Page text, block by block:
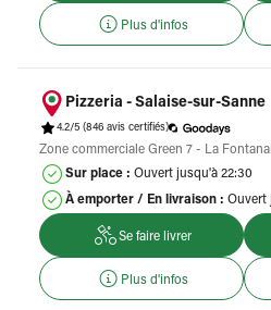
Plus d'infos
Pizzeria - Salaise-sur-Sanne
4.2/5 (846 avis certifiés)
Zone commerciale Green 7 - La
Sur place : Ouvert jusqu'à 22:30
À emporter / En livraison : Ouvert
Se faire livrer
Plus d'infos